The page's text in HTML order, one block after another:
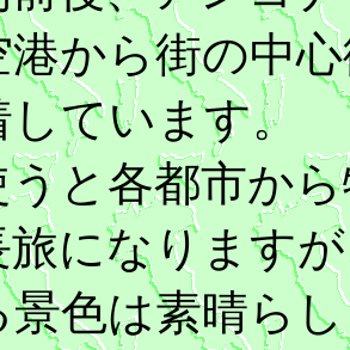
港から街の中
ています。
と各都市か
になります
色は素晴ら